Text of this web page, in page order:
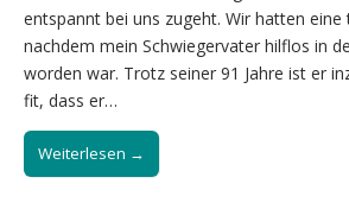
entspannt bei uns zugeht. Wir hatten eine
nachdem mein Schwiegervater hilflos in
worden war. Trotz seiner 91 Jahre ist er
fit, dass er…
Weiterlesen →